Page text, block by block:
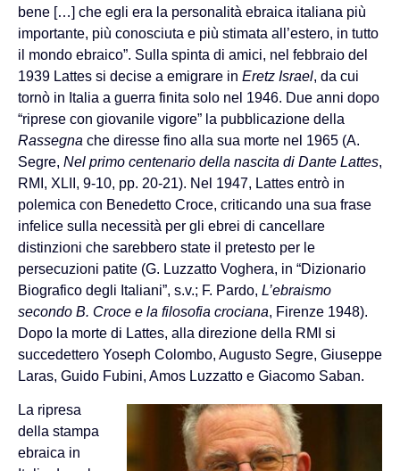
bene […] che egli era la personalità ebraica italiana più
importante, più conosciuta e più stimata all’estero, in tutto
il mondo ebraico”. Sulla spinta di amici, nel febbraio del
1939 Lattes si decise a emigrare in Eretz Israel, da cui
tornò in Italia a guerra finita solo nel 1946. Due anni dopo
“riprese con giovanile vigore” la pubblicazione della
Rassegna che diresse fino alla sua morte nel 1965 (A.
Segre, Nel primo centenario della nascita di Dante Lattes,
RMI, XLII, 9-10, pp. 20-21). Nel 1947, Lattes entrò in
polemica con Benedetto Croce, criticando una sua frase
infelice sulla necessità per gli ebrei di cancellare
distinzioni che sarebbero state il pretesto per le
persecuzioni patite (G. Luzzatto Voghera, in “Dizionario
Biografico degli Italiani”, s.v.; F. Pardo, L’ebraismo
secondo B. Croce e la filosofia crociana, Firenze 1948).
Dopo la morte di Lattes, alla direzione della RMI si
succedettero Yoseph Colombo, Augusto Segre, Giuseppe
Laras, Guido Fubini, Amos Luzzatto e Giacomo Saban.
La ripresa
della stampa
ebraica in